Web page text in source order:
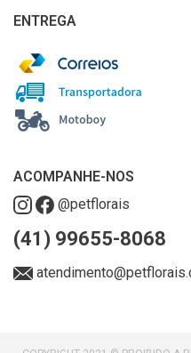
ENTREGA
ACOMPANHE-NOS
@petflorais
(41) 99655-8068